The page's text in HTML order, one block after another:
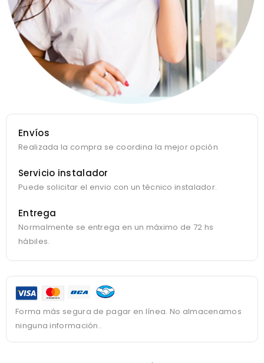
Envíos
Realizada la compra se coordina la mejor opción
Servicio instalador
Puede solicitar el envio con un técnico instalador.
Entrega
Normalmente se entrega en un máximo de 72 hs
hábiles.
Forma más segura de pagar en línea. No almacenamos
ninguna información..